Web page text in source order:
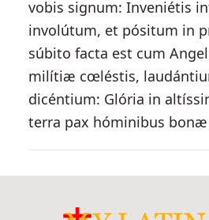
vobis signum: Inveniétis
involútum, et pósitum in
súbito facta est cum
milítiæ cœléstis,
dicéntium: Glória in
terra pax hóminibus